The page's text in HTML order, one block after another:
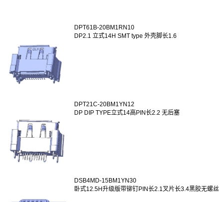
DPT61B-20BM1RN10
DP2.1 立式14H SMT type 外壳脚长1.6
DPT21C-20BM1YN12
DP DIP TYPE立式14高PIN长2.2 无后塞
DSB4MD-15BM1YN30
卧式12.5H升级版带铆钉PIN长2.1叉片长3.4黑胶无螺丝